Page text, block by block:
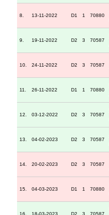
8. 13-11-2022 D1 1 70880
9. 19-11-2022 D2 3 70587
10. 24-11-2022 D2 3 70587
11. 26-11-2022 D1 1 70880
12. 03-12-2022 D2 3 70587
13. 04-02-2023 D2 3 70587
14. 20-02-2023 D2 3 70587
15. 04-03-2023 D1 1 70880
16. 18-03-2023 D2 3 70587